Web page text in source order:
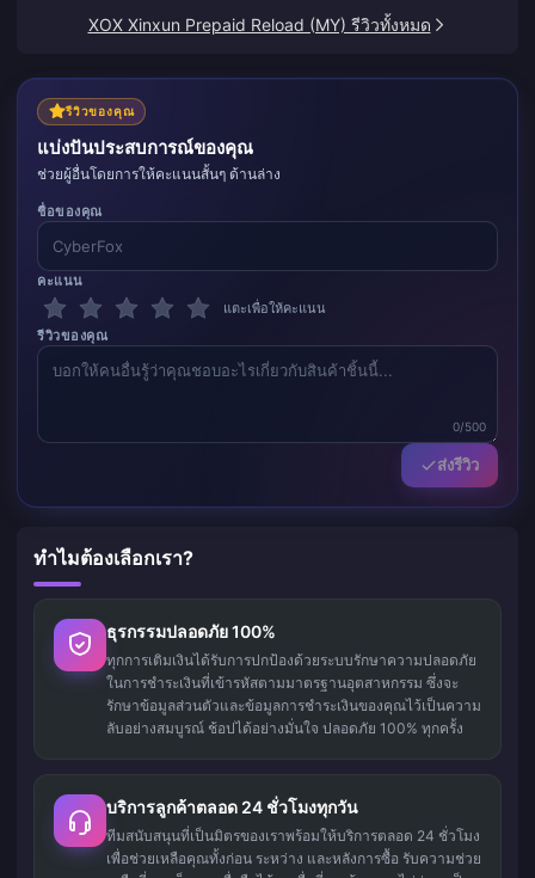
แย่ แค่ยังไม่สมบูรณ์แบบ
XOX Xinxun Prepaid Reload (MY) รีวิวทั้งหมด
รีวิวของคุณ
แบ่งปันประสบการณ์ของคุณ
ช่วยผู้อื่นโดยการให้คะแนนสั้นๆ ด้านล่าง
ชื่อของคุณ
คะแนน
แตะเพื่อให้คะแนน
รีวิวของคุณ
0/500
ส่งรีวิว
ทำไมต้องเลือกเรา?
ธุรกรรมปลอดภัย 100%
ทุกการเติมเงินได้รับการปกป้องด้วยระบบรักษาความปลอดภัย
ในการชำระเงินที่เข้ารหัสตามมาตรฐานอุตสาหกรรม ซึ่งจะ
รักษาข้อมูลส่วนตัวและข้อมูลการชำระเงินของคุณไว้เป็นความ
ลับอย่างสมบูรณ์ ช้อปได้อย่างมั่นใจ ปลอดภัย 100% ทุกครั้ง
บริการลูกค้าตลอด 24 ชั่วโมงทุกวัน
ทีมสนับสนุนที่เป็นมิตรของเราพร้อมให้บริการตลอด 24 ชั่วโมง
เพื่อช่วยเหลือคุณทั้งก่อน ระหว่าง และหลังการซื้อ รับความช่วย